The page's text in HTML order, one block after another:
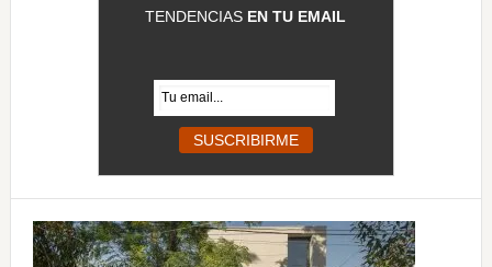
TENDENCIAS EN TU EMAIL